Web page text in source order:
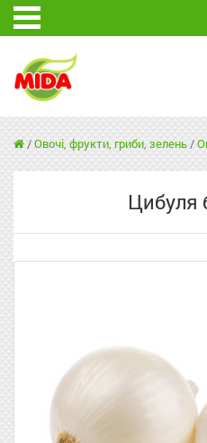
/Овочі, фрукти, гриби, зелень/
Цибуля